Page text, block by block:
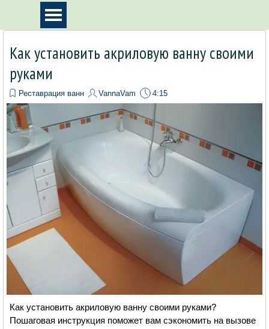
Перейти к контентуПропустить меню
Как установить акриловую ванну своими
руками
Реставрация ванн VannaVam 4:15
Как установить акриловую ванну своими руками?
Пошаговая инструкция поможет вам сэкономить на вызове